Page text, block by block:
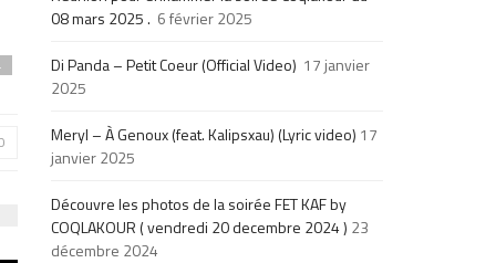
08 mars 2025 . 6 février 2025
Di Panda – Petit Coeur (Official Video) 17 janvier
2025
Meryl – À Genoux (feat. Kalipsxau) (Lyric video) 17
janvier 2025
Découvre les photos de la soirée FET KAF by
COQLAKOUR ( vendredi 20 decembre 2024 ) 23
décembre 2024